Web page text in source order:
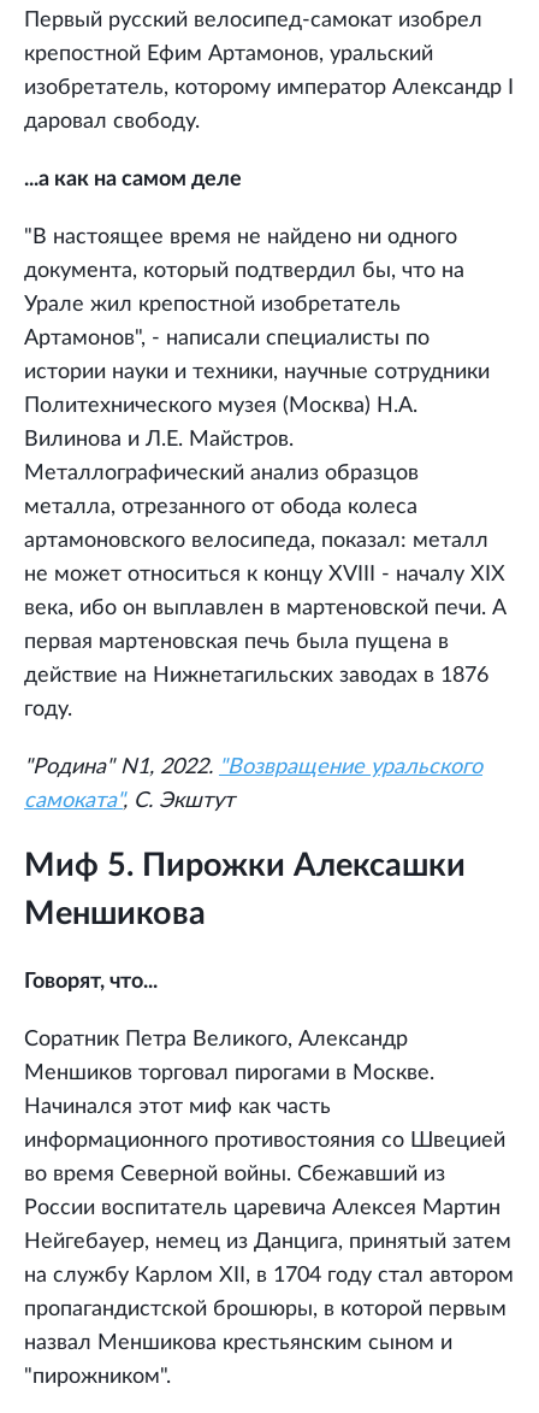
Первый русский велосипед-самокат изобрел
крепостной Ефим Артамонов, уральский
изобретатель, которому император Александр I
даровал свободу.
...а как на самом деле
"В настоящее время не найдено ни одного
документа, который подтвердил бы, что на
Урале жил крепостной изобретатель
Артамонов", - написали специалисты по
истории науки и техники, научные сотрудники
Политехнического музея (Москва) Н.А.
Вилинова и Л.Е. Майстров.
Металлографический анализ образцов
металла, отрезанного от обода колеса
артамоновского велосипеда, показал: металл
не может относиться к концу XVIII - началу XIX
века, ибо он выплавлен в мартеновской печи. А
первая мартеновская печь была пущена в
действие на Нижнетагильских заводах в 1876
году.
"Родина" N1, 2022. "Возвращение уральского
самоката", С. Экштут
Миф 5. Пирожки Алексашки
Меншикова
Говорят, что...
Соратник Петра Великого, Александр
Меншиков торговал пирогами в Москве.
Начинался этот миф как часть
информационного противостояния со Швецией
во время Северной войны. Сбежавший из
России воспитатель царевича Алексея Мартин
Нейгебауер, немец из Данцига, принятый затем
на службу Карлом XII, в 1704 году стал автором
пропагандистской брошюры, в которой первым
назвал Меншикова крестьянским сыном и
"пирожником".